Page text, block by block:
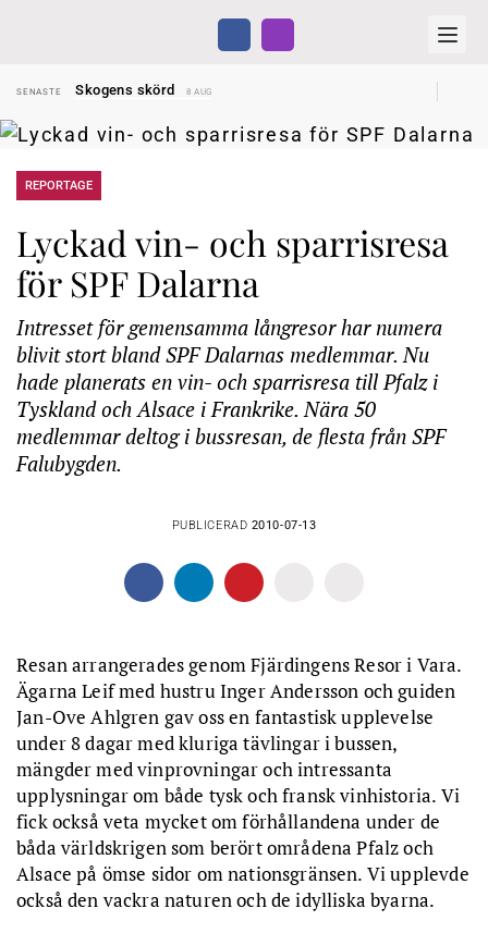
SENASTE
Skogens skörd
8 AUG
SENASTE
Reform för äldre kan bli slag i luften
31 JUL
SENASTE
Kravet: Nu måste 65-årsgränsen bort
SENASTE
Snart kan telefonförsäljning förbjudas i Sverige
SENASTE
Hyror rusar ifrån äldres bostadstillägg
REPORTAGE
Lyckad vin- och sparrisresa
för SPF Dalarna
Intresset för gemensamma långresor har numera
blivit stort bland SPF Dalarnas medlemmar. Nu
hade planerats en vin- och sparrisresa till Pfalz i
Tyskland och Alsace i Frankrike. Nära 50
medlemmar deltog i bussresan, de flesta från SPF
Falubygden.
PUBLICERAD 2010-07-13
Resan arrangerades genom Fjärdingens Resor i Vara.
Ägarna Leif med hustru Inger Andersson och guiden
Jan-Ove Ahlgren gav oss en fantastisk upplevelse
under 8 dagar med kluriga tävlingar i bussen,
mängder med vinprovningar och intressanta
upplysningar om både tysk och fransk vinhistoria. Vi
fick också veta mycket om förhållandena under de
båda världskrigen som berört områdena Pfalz och
Alsace på ömse sidor om nationsgränsen. Vi upplevde
också den vackra naturen och de idylliska byarna.